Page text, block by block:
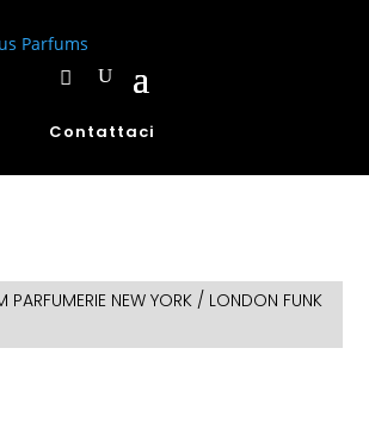
Contattaci
PARFUMERIE NEW YORK / LONDON FUNK